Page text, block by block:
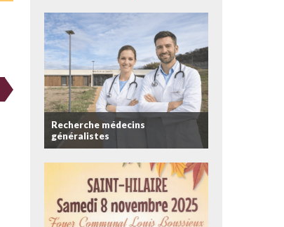
Recherche médecins
généralistes